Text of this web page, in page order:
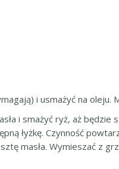
i usmażyć na oleju.
i smażyć ryż, aż
łyżkę. Czynność
masła. Wymieszać z